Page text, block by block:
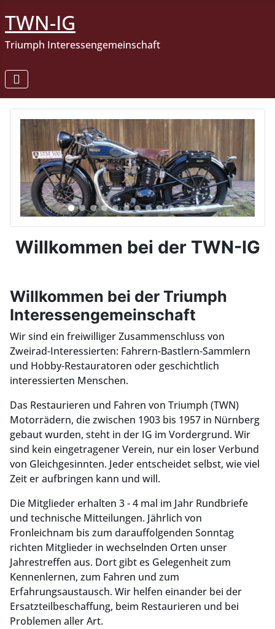
TWN-IG
Triumph Interessengemeinschaft
Willkommen bei der TWN-IG
Willkommen bei der Triumph
Interessengemeinschaft
Wir sind ein freiwilliger Zusammenschluss von
Zweirad-Interessierten: Fahrern-Bastlern-Sammlern
und Hobby-Restauratoren oder geschichtlich
interessierten Menschen.
Das Restaurieren und Fahren von Triumph (TWN)
Motorrädern, die zwischen 1903 bis 1957 in Nürnberg
gebaut wurden, steht in der IG im Vordergrund. Wir
sind kein eingetragener Verein, nur ein loser Verbund
von Gleichgesinnten. Jeder entscheidet selbst, wie viel
Zeit er aufbringen kann und will.
Die Mitglieder erhalten 3 - 4 mal im Jahr Rundbriefe
und technische Mitteilungen. Jährlich von
Fronleichnam bis zum darauffolgenden Sonntag
richten Mitglieder in wechselnden Orten unser
Jahrestreffen aus. Dort gibt es Gelegenheit zum
Kennenlernen, zum Fahren und zum
Erfahrungsaustausch. Wir helfen einander bei der
Ersatzteilbeschaffung, beim Restaurieren und bei
Problemen aller Art.